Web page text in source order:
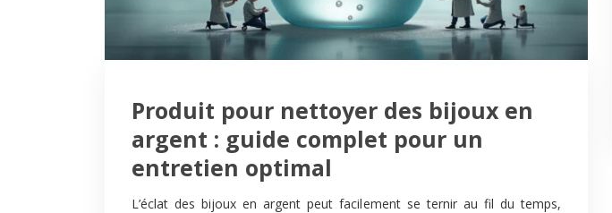
Produit pour nettoyer des bijoux en
argent : guide complet pour un
entretien optimal
L’éclat des bijoux en argent peut facilement se ternir au fil du temps,